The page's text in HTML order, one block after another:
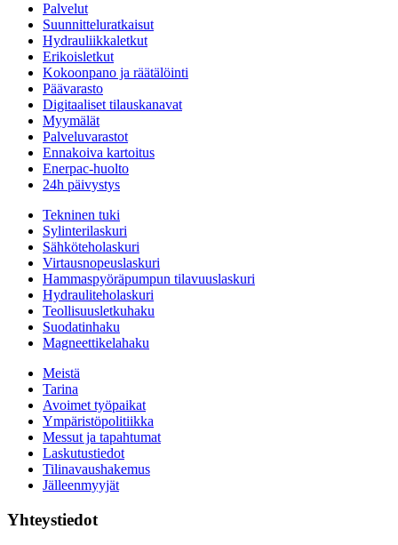
Palvelut
Suunnitteluratkaisut
Hydrauliikkaletkut
Erikoisletkut
Kokoonpano ja räätälöinti
Päävarasto
Digitaaliset tilauskanavat
Myymälät
Palveluvarastot
Ennakoiva kartoitus
Enerpac-huolto
24h päivystys
Tekninen tuki
Sylinterilaskuri
Sähköteholaskuri
Virtausnopeuslaskuri
Hammaspyöräpumpun tilavuuslaskuri
Hydrauliteholaskuri
Teollisuusletkuhaku
Suodatinhaku
Magneettikelahaku
Meistä
Tarina
Avoimet työpaikat
Ympäristöpolitiikka
Messut ja tapahtumat
Laskutustiedot
Tilinavaushakemus
Jälleenmyyjät
Yhteystiedot